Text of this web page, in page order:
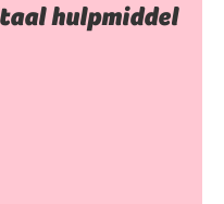
hulpmiddel